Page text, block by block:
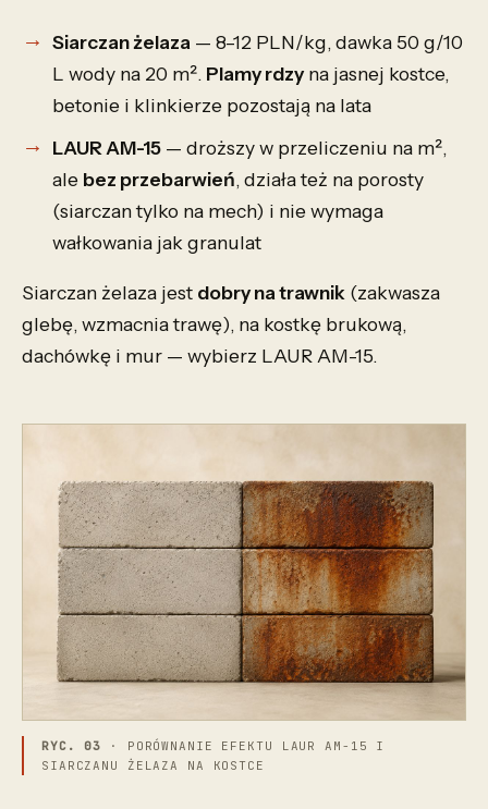
Siarczan żelaza — 8–12 PLN/kg, dawka 50 g/10
L wody na 20 m². Plamy rdzyna jasnej kostce,
betonie i klinkierze pozostają na lata
LAUR AM-15 — droższy w przeliczeniu na m²,
ale bez przebarwień, działa też na porosty
(siarczan tylko na mech) i nie wymaga
wałkowania jak granulat
Siarczan żelaza jest dobry na trawnik (zakwasza
glebę, wzmacnia trawę), na kostkę brukową,
dachówkę i mur — wybierz LAUR AM-15.
RYC. 03 · PORÓWNANIE EFEKTU LAUR AM-15 I
SIARCZANU ŻELAZA NA KOSTCE